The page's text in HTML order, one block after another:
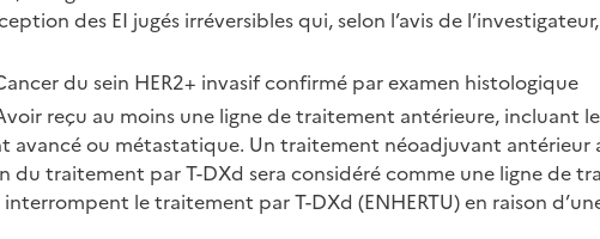
des EI jugés irréversibles qui, selon l’avis de
du sein HER2+ invasif confirmé par examen histologique
reçu au moins une ligne de traitement antérieure, incluant le
avancé ou métastatique. Un traitement néoadjuvant antérieur
du traitement par T-DXd sera considéré comme une ligne de
le traitement par T-DXd (ENHERTU) en raison